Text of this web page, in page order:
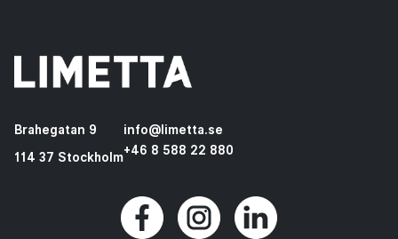
Brahegatan 9
114 37 Stockholm
info@limetta.se
+46 8 588 22 880